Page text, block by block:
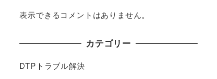
表示できるコメントはありません。
カテゴリー
DTPトラブル解決